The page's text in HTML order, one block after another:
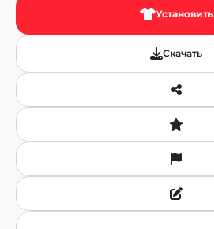
Установить
Скачать